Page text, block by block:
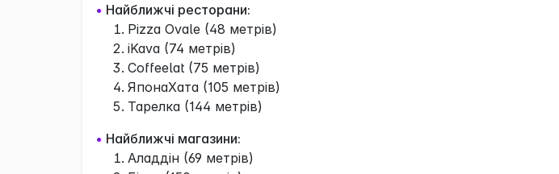
• Найближчі ресторани:
Pizza Ovale (48 метрів)
iKava (74 метрів)
Coffeelat (75 метрів)
ЯпонаХата (105 метрів)
Тарелка (144 метрів)
• Найближчі магазини:
Аладдін (69 метрів)